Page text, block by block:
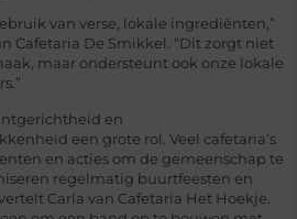
van verse, lokale ingrediënten,”
Cafetaria De Smikkel. “Dit zorgt niet
maar ondersteunt ook onze lokale
en
een grote rol. Veel cafetaria’s
en acties om de gemeenschap te
regelmatig buurtfeesten en
Carla van Cafetaria Het Hoekje.